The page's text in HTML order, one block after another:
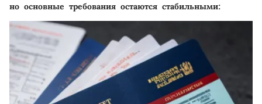
но основные требования остаются стабильными: